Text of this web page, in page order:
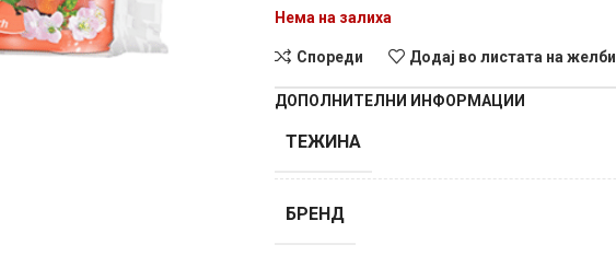
Нема на залиха
Спореди Додај во листата на желби
ДОПОЛНИТЕЛНИ ИНФОРМАЦИИ
ТЕЖИНА
БРЕНД